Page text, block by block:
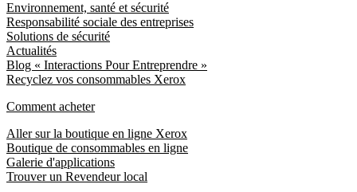
Environnement, santé et sécurité
Responsabilité sociale des entreprises
Solutions de sécurité
Actualités
Blog « Interactions Pour Entreprendre »
Recyclez vos consommables Xerox
Comment acheter
Aller sur la boutique en ligne Xerox
Boutique de consommables en ligne
Galerie d'applications
Trouver un Revendeur local